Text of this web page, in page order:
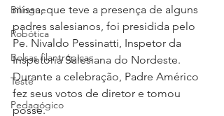
Bilíngue
Robótica
Bolsas filantrópicas
Teste
Pedagógico
missa, que teve a presença de alguns
padres salesianos, foi presidida pelo
Pe. Nivaldo Pessinatti, Inspetor da
Inspetoria Salesiana do Nordeste.
Durante a celebração, Padre Américo
fez seus votos de diretor e tomou
posse.